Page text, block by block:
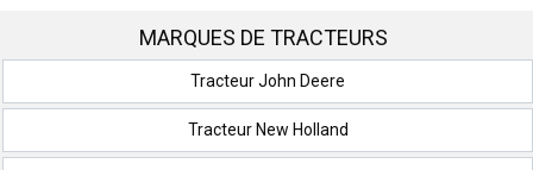
MARQUES DE TRACTEURS
Tracteur John Deere
Tracteur New Holland